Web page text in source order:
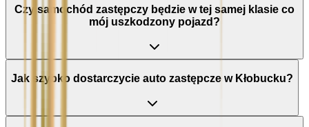
Czy samochód zastępczy będzie w tej samej klasie co
mój uszkodzony pojazd?
Jak szybko dostarczycie auto zastępcze w Kłobucku?